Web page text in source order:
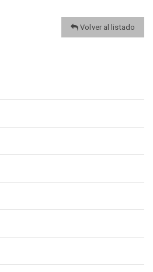
Volver al listado